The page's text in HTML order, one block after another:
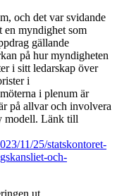
och det var svidande
en myndighet som
gällande
på hur myndigheten
i sitt ledarskap över
i
i plenum är
på allvar och involvera
modell. Länk till
11/25/statskontoret-
och-
ut